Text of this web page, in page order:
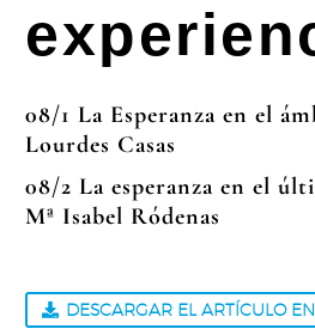
08/1 La Esperanza en el
Lourdes Casas
08/2 La esperanza en el
Mª Isabel Ródenas
DESCARGAR EL ARTÍCULO